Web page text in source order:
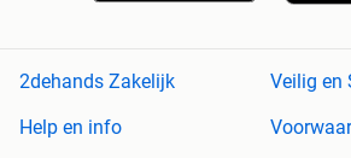
2dehands Zakelijk
Veilig en
Help en info